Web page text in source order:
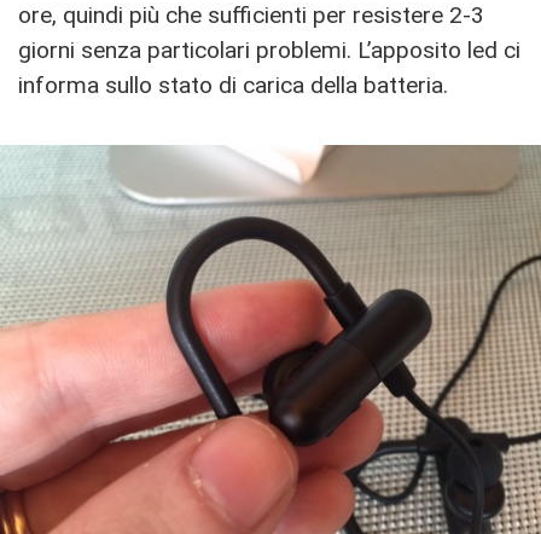
ore, quindi più che sufficienti per resistere 2-3
giorni senza particolari problemi. L’apposito led ci
informa sullo stato di carica della batteria.